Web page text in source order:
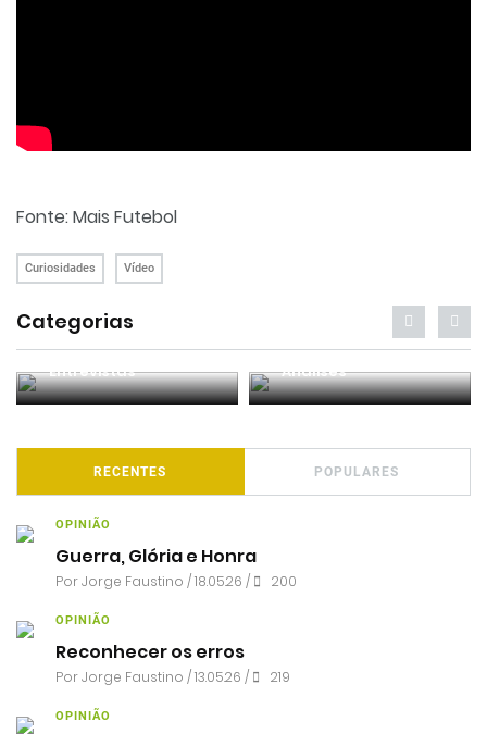
Fonte: Mais Futebol
Curiosidades Vídeo
Categorias
Entrevistas Análises
RECENTES POPULARES
OPINIÃO
Guerra, Glória e Honra
PorJorge Faustino / 18.05.26 / 200
OPINIÃO
Reconhecer os erros
PorJorge Faustino / 13.05.26 / 219
OPINIÃO